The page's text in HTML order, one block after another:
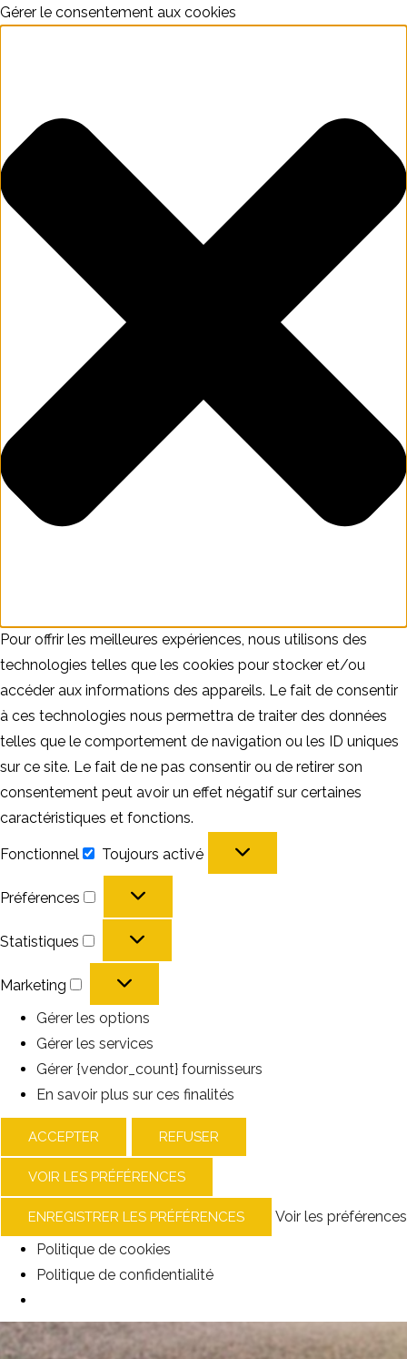
Gérer le consentement aux cookies
Pour offrir les meilleures expériences, nous utilisons des
technologies telles que les cookies pour stocker et/ou
accéder aux informations des appareils. Le fait de consentir
à ces technologies nous permettra de traiter des données
telles que le comportement de navigation ou les ID uniques
sur ce site. Le fait de ne pas consentir ou de retirer son
consentement peut avoir un effet négatif sur certaines
caractéristiques et fonctions.
Fonctionnel
Fonctionnel
Toujours activé
Préférences
Statistiques
Marketing
Gérer les options
Gérer les services
Gérer {vendor_count} fournisseurs
En savoir plus sur ces finalités
ACCEPTER REFUSER
VOIR LES PRÉFÉRENCES
ENREGISTRER LES PRÉFÉRENCES
Voir les préférences
Politique de cookies
Politique de confidentialité